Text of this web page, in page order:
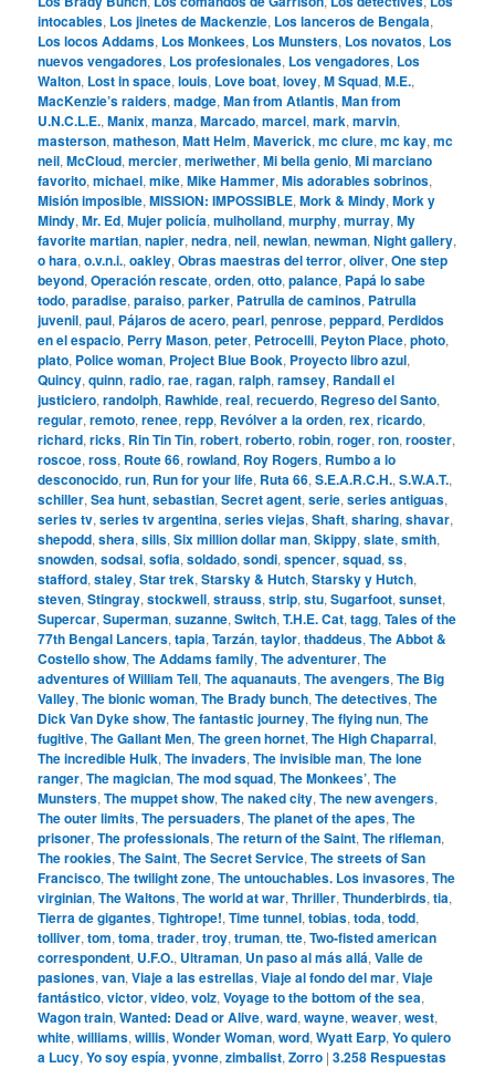
intocables, Los jinetes de Mackenzie, Los lanceros de Bengala,
Los locos Addams, Los Monkees, Los Munsters, Los novatos, Los
nuevos vengadores, Los profesionales, Los vengadores, Los
Walton, Lost in space,louis, Love boat,lovey,M Squad,M.E.,
MacKenzie’s raiders,madge,Man from Atlantis,Man from
U.N.C.L.E.,Manix,manza,Marcado,marcel,mark,marvin,
masterson,matheson,Matt Helm,Maverick,mc clure,mc kay,mc
neil,McCloud,mercier,meriwether,Mi bella genio,Mi marciano
favorito,michael,mike,Mike Hammer,Mis adorables sobrinos,
Misión imposible,MISSION: IMPOSSIBLE,Mork & Mindy,Mork y
Mindy,Mr. Ed,Mujer policía,mulholland,murphy,murray,My
favorite martian,napier,nedra,neil,newlan,newman,Night gallery,
o hara,o.v.n.i.,oakley,Obras maestras del terror,oliver,One step
beyond,Operación rescate,orden,otto,palance, Papá lo sabe
todo,paradise,paraiso,parker, Patrulla de caminos, Patrulla
juvenil,paul, Pájaros de acero,pearl,penrose,peppard, Perdidos
en el espacio, Perry Mason,peter, Petrocelli, Peyton Place,photo,
plato, Police woman, Project Blue Book, Proyecto libro azul,
Quincy,quinn,radio,rae,ragan,ralph,ramsey, Randall el
justiciero,randolph, Rawhide,real,recuerdo, Regreso del Santo,
regular,remoto,renee,repp, Revólver a la orden,rex,ricardo,
richard,ricks, Rin Tin Tin,robert,roberto,robin,roger,ron,rooster,
roscoe,ross, Route 66,rowland, Roy Rogers, Rumbo a lo
desconocido,run, Run for your life, Ruta 66,S.E.A.R.C.H.,S.W.A.T.,
schiller,Sea hunt,sebastian,Secret agent,serie,series antiguas,
series tv,series tv argentina,series viejas,Shaft,sharing,shavar,
shepodd,shera,sills,Six million dollar man,Skippy,slate,smith,
snowden,sodsai,sofia,soldado,sondi,spencer,squad,ss,
stafford,staley,Star trek,Starsky & Hutch,Starsky y Hutch,
steven,Stingray,stockwell,strauss,strip,stu,Sugarfoot,sunset,
Supercar,Superman,suzanne,Switch,T.H.E. Cat,tagg,Tales of the
77th Bengal Lancers,tapia,Tarzán,taylor,thaddeus,The Abbot &
Costello show,The Addams family,The adventurer,The
adventures of William Tell,The aquanauts,The avengers,The Big
Valley,The bionic woman,The Brady bunch,The detectives,The
Dick Van Dyke show,The fantastic journey,The flying nun,The
fugitive,The Gallant Men,The green hornet,The High Chaparral,
The incredible Hulk,The invaders,The invisible man,The lone
ranger,The magician,The mod squad,The Monkees’,The
Munsters,The muppet show,The naked city,The new avengers,
The outer limits,The persuaders,The planet of the apes,The
prisoner,The professionals,The return of the Saint,The rifleman,
The rookies,The Saint,The Secret Service,The streets of San
Francisco,The twilight zone,The untouchables. Los invasores,The
virginian,The Waltons,The world at war,Thriller,Thunderbirds,tia,
Tierra de gigantes,Tightrope!,Time tunnel,tobias,toda,todd,
tolliver,tom,toma,trader,troy,truman,tte,Two-fisted american
correspondent, U.F.O., Ultraman, Un paso al más allá,Valle de
pasiones,van,Viaje a las estrellas,Viaje al fondo del mar,Viaje
fantástico,victor,video,volz,Voyage to the bottom of the sea,
Wagon train,Wanted: Dead or Alive,ward,wayne,weaver,west,
white,williams,willis,Wonder Woman,word,Wyatt Earp,Yo quiero
a Lucy,Yo soy espía,yvonne,zimbalist,Zorro |3.258 Respuestas